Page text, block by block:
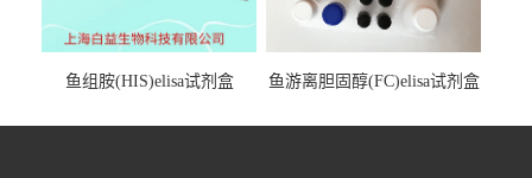
鱼组胺(HIS)elisa试剂盒 鱼游离胆固醇(FC)elisa试剂盒